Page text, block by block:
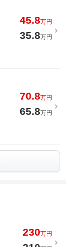
45.8万円
35.8万円
70.8万円
65.8万円
230万円